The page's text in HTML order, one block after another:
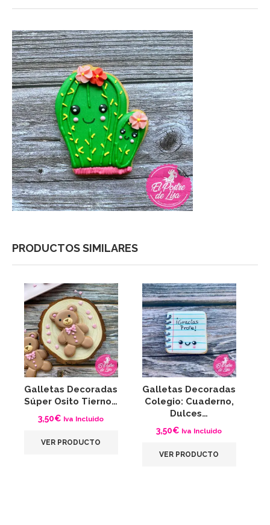
PRODUCTOS SIMILARES
Galletas Decoradas
Súper Osito Tierno…
3,50€ Iva Incluido
VER PRODUCTO
Galletas Decoradas
Colegio: Cuaderno,
Dulces…
3,50€ Iva Incluido
VER PRODUCTO